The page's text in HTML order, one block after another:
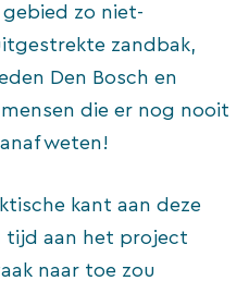
zo niet-
zandbak,
Den Bosch en
die er nog nooit
weten!
kant aan deze
tijd aan het project
naar toe zou